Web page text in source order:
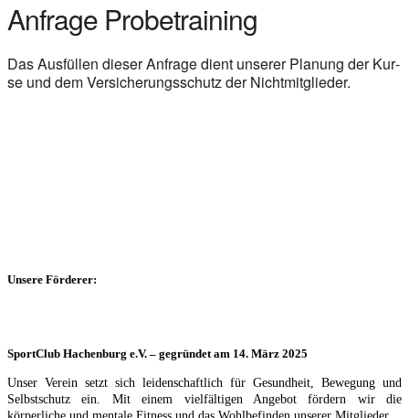
Anfra­ge Pro­be­trai­ning
Das Aus­fül­len die­ser Anfra­ge dient unse­rer Pla­nung der Kur­
se und dem Ver­si­che­rungs­schutz der Nicht­mit­glie­der.
Unsere Förderer:
SportClub Hachenburg e.V. – gegründet am 14. März 2025
Unser Verein setzt sich leidenschaftlich für Gesundheit, Bewegung und
Selbstschutz ein. Mit einem vielfältigen Angebot fördern wir die